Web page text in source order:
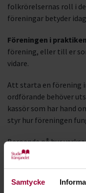
Samtycke
folkrörelsernas roll i
föreningar betyder
Föreningen i praktiken
förening, eller till er
vidare.
Att starta en förening
ordförande behöver
kassör som har hand
styr hur föreningen
Beroende på hur
också att bestämma
Du kan också ladda